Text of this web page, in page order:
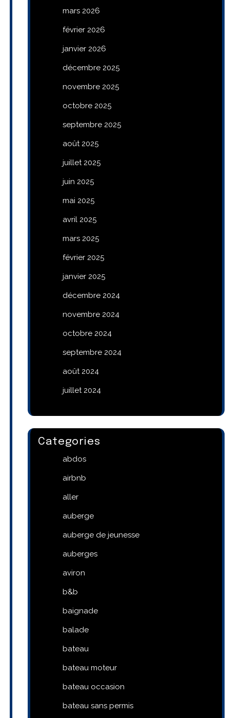
mars 2026
février 2026
janvier 2026
décembre 2025
novembre 2025
octobre 2025
septembre 2025
août 2025
juillet 2025
juin 2025
mai 2025
avril 2025
mars 2025
février 2025
janvier 2025
décembre 2024
novembre 2024
octobre 2024
septembre 2024
août 2024
juillet 2024
Categories
abdos
airbnb
aller
auberge
auberge de jeunesse
auberges
aviron
b&b
baignade
balade
bateau
bateau moteur
bateau occasion
bateau sans permis